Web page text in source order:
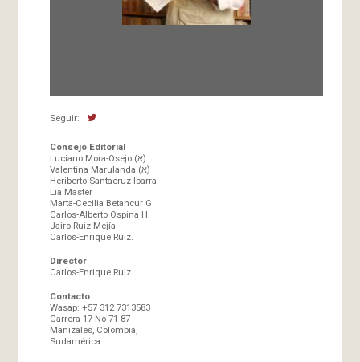
Seguir:
Consejo Editorial
Luciano Mora-Osejo (א)
Valentina Marulanda (א)
Heriberto Santacruz-Ibarra
Lia Master
Marta-Cecilia Betancur G.
Carlos-Alberto Ospina H.
Jairo Ruiz-Mejía
Carlos-Enrique Ruiz.
Director
Carlos-Enrique Ruiz
Contacto
Wasap: +57 312 7313583
Carrera 17 No 71-87
Manizales, Colombia,
Sudamérica.